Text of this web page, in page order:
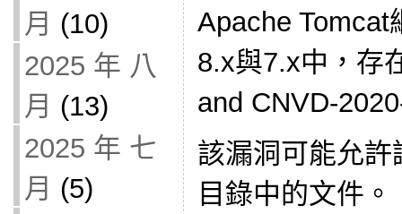
月 (10)
2025 年 八
月 (13)
2025 年 七
月 (5)
Apache Tomcat
8.x與7.x中，存
and CNVD-
該漏洞可能允許
目錄中的文件。